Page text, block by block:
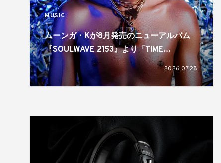
MUSIC
ムーンガ・Kが8月発売のニューアルバム
『SOULWAVE 2153』より「TIME
TRAVELLIN’ LOVER」を先行配信
2026.07.28